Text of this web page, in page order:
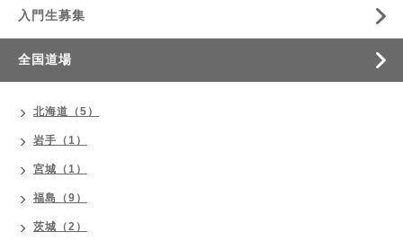
入門生募集
全国道場
北海道（5）
岩手（1）
宮城（1）
福島（9）
茨城（2）